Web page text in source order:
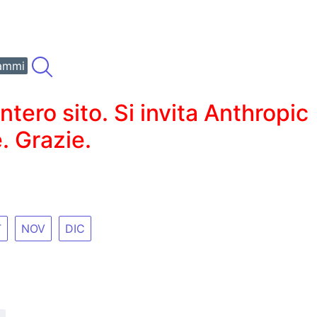
sito. Si invita Anthropic
Grazie.
NOV DIC